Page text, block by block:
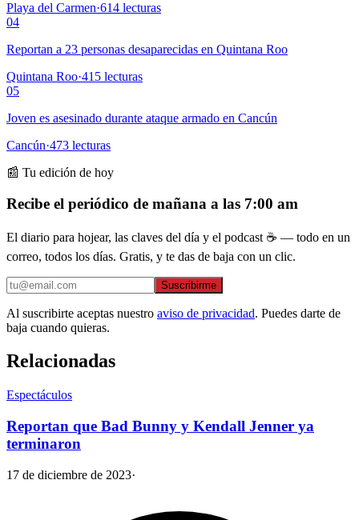
Playa del Carmen·614 lecturas
04
Reportan a 23 personas desaparecidas en Quintana Roo
Quintana Roo·415 lecturas
05
Joven es asesinado durante ataque armado en Cancún
Cancún·473 lecturas
📰 Tu edición de hoy
Recibe el periódico de mañana a las 7:00 am
El diario para hojear, las claves del día y el podcast ☕ — todo en un
correo, todos los días. Gratis, y te das de baja con un clic.
Suscribirme
Al suscribirte aceptas nuestro aviso de privacidad. Puedes darte de
baja cuando quieras.
Relacionadas
Espectáculos
Reportan que Bad Bunny y Kendall Jenner ya
terminaron
17 de diciembre de 2023·